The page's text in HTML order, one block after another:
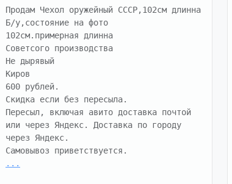
Продам Чехол оружейный СССР,102см длинна
Б/у,состояние на фото
102см.примерная длинна
Советсого производства
Не дырявый
Киров
600 рублей.
Скидка если без пересыла.
Пересыл, включая авито доставка почтой
или через Яндекс. Доставка по городу
через Яндекс.
...